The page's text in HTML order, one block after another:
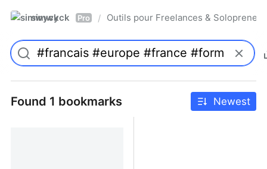
simwyck Pro / Outils pour Freelances &
Found 1 bookmarks Newest